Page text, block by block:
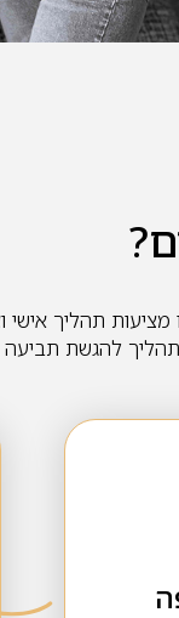
מציעות תהליך
להגשת תביעה